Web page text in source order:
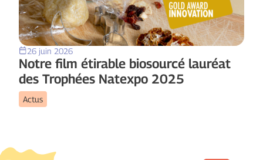
26 juin 2026
Notre film étirable biosourcé lauréat
des Trophées Natexpo 2025
Actus